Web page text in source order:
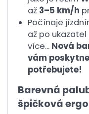
až 3–5 km/h
Počínaje
až po
více... Nová
vám
potřebujete!
Barevná
špičková